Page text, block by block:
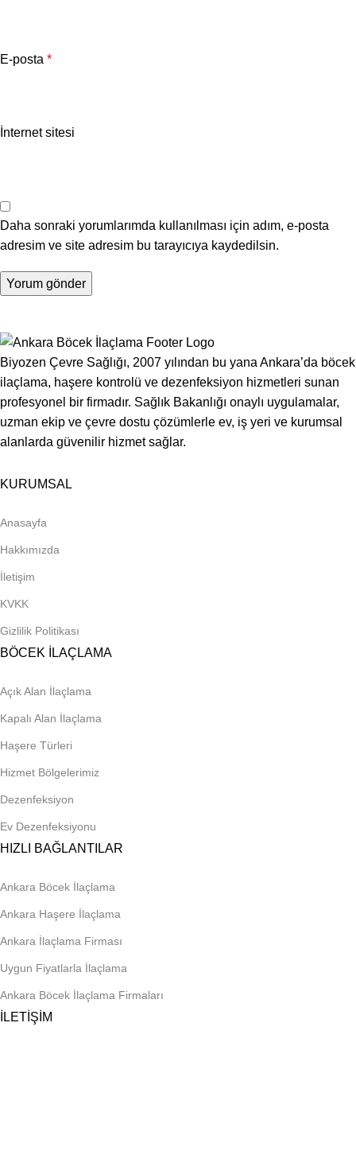
E-posta *
İnternet sitesi
Daha sonraki yorumlarımda kullanılması için adım, e-posta
adresim ve site adresim bu tarayıcıya kaydedilsin.
Biyozen Çevre Sağlığı, 2007 yılından bu yana Ankara’da böcek
ilaçlama, haşere kontrolü ve dezenfeksiyon hizmetleri sunan
profesyonel bir firmadır. Sağlık Bakanlığı onaylı uygulamalar,
uzman ekip ve çevre dostu çözümlerle ev, iş yeri ve kurumsal
alanlarda güvenilir hizmet sağlar.
KURUMSAL
Anasayfa
Hakkımızda
İletişim
KVKK
Gizlilik Politikası
BÖCEK İLAÇLAMA
Açık Alan İlaçlama
Kapalı Alan İlaçlama
Haşere Türleri
Hizmet Bölgelerimiz
Dezenfeksiyon
Ev Dezenfeksiyonu
HIZLI BAĞLANTILAR
Ankara Böcek İlaçlama
Ankara Haşere İlaçlama
Ankara İlaçlama Firması
Uygun Fiyatlarla İlaçlama
Ankara Böcek İlaçlama Firmaları
İLETİŞİM